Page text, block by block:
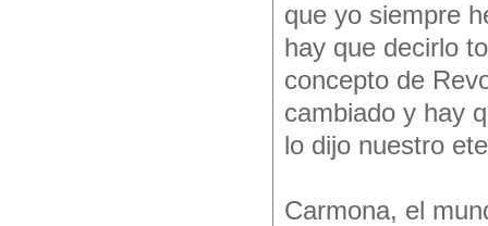
que yo siempre
hay que decirlo
concepto de
cambiado y hay
lo dijo nuestro
Carmona, el